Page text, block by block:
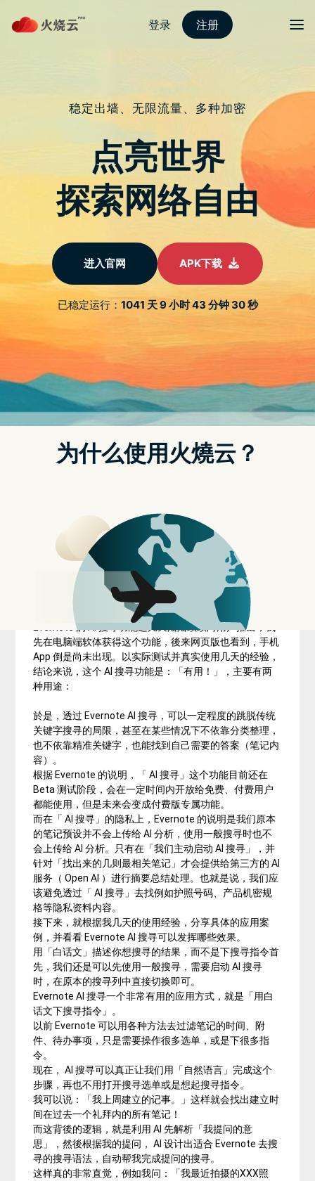
Menu
Evernote 新一代 AI 搜寻实测，从 AI 过
滤到 AI 摘要第二大脑笔记
2023 年 9 月 21 日
对於不喜欢或不擅长整理资料的人来说，「Evernote 的
键知识的摘要、特定日期的下一个会议等），但这些资讯
可能分散在多个笔记之中，这时候 Evernote 的 AI 搜寻可
以从多则笔记总结重点，或是直接秀出隐藏在某则笔记中
的答案。在做学习研究，或处理大量工作资料的情况下，
能迅速获得重点摘要可以明确提高效率。
目前我实际测试，「Evernote 的 AI 搜寻」在中文提问与
回答上也能支援。
Evernote 的 AI 搜寻功能这几天陆陆续续向用户推出，我
先在电脑端软体获得这个功能，後来网页版也看到，手机
App 倒是尚未出现。以实际测试并真实使用几天的经验，
结论来说，这个 AI 搜寻功能是：「有用！」，主要有两
种用途：
於是，透过 Evernote AI 搜寻，可以一定程度的跳脱传统
关键字搜寻的局限，甚至在某些情况下不依靠分类整理，
也不依靠精准关键字，也能找到自己需要的答案（笔记内
容）。
根据 Evernote 的说明，「 AI 搜寻」这个功能目前还在
Beta 测试阶段，会在一定时间内开放给免费、付费用户
都能使用，但是未来会变成付费版专属功能。
而在「 AI 搜寻」的隐私上，Evernote 的说明是我们原本
的笔记预设并不会上传给 AI 分析，使用一般搜寻时也不
会上传给 AI 分析。只有在「我们主动启动 AI 搜寻」，并
针对「找出来的几则最相关笔记」才会提供给第三方的 AI
服务（ Open AI ）进行摘要总结处理。也就是说，我们应
该避免透过「 AI 搜寻」去找例如护照号码、产品机密规
格等隐私资料内容。
接下来，就根据我几天的使用经验，分享具体的应用案
例，并看看 Evernote AI 搜寻可以发挥哪些效果。
用「白话文」描述你想搜寻的结果，而不是下搜寻指令首
先，我们还是可以先使用一般搜寻，需要启动 AI 搜寻
时，在原本的搜寻列中直接切换即可。
Evernote AI 搜寻一个非常有用的应用方式，就是「用白
话文下搜寻指令」。
以前 Evernote 可以用各种方法去过滤笔记的时间、附
件、待办事项，只是需要操作很多选单，或是下很多指
令。
现在， AI 搜寻可以真正让我们用「自然语言」完成这个
步骤，再也不用打开搜寻选单或是想起搜寻指令。
我可以说：「我上周建立的记事。」这样就会找出建立时
间在过去一个礼拜内的所有笔记！
而这背後的逻辑，就是利用 AI 先解析「我提问的意
思」，然後根据我的提问， AI 设计出适合 Evernote 去搜
寻的搜寻语法，自动帮我完成提问的搜寻。
这样真的非常直觉，例如我问：「我最近拍摄的XXX照